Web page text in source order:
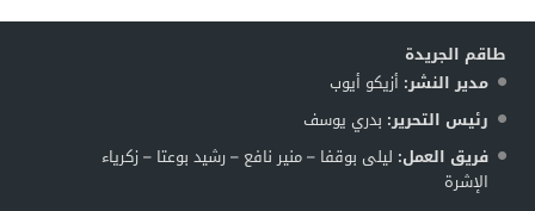
طاقم الجريدة
مدير النشر: أزيكو أيوب
رئيس التحرير: بدري يوسف
فريق العمل: ليلى بوقفا – منير نافع – رشيد بوعتا – زكرياء
الإشرة